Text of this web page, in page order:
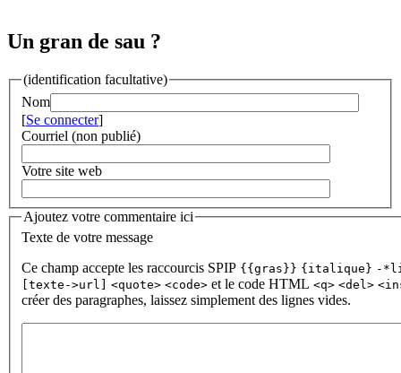
Un gran de sau ?
(identification facultative)
Nom
[Se connecter]
Courriel (non publié)
Votre site web
Ajoutez votre commentaire ici
Texte de votre message
Ce champ accepte les raccourcis SPIP {{gras}} {italique} -
[texte->url]
<quote> <code> et le code HTML <q> <del>
créer des paragraphes, laissez simplement des lignes vides.